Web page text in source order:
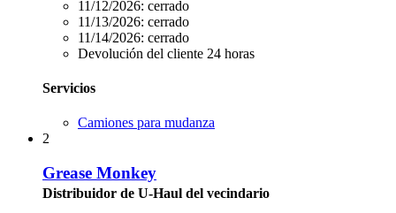
11/12/2026: cerrado
11/13/2026: cerrado
11/14/2026: cerrado
Devolución del cliente 24 horas
Servicios
Camiones para mudanza
2
Grease Monkey
Distribuidor de U-Haul del vecindario